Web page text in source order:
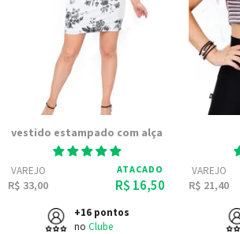
vestido estampado com alça
VAREJO
R$ 33,00
ATACADO
R$ 16,50
+16 pontos
no Clube
VAREJO
R$ 21,40